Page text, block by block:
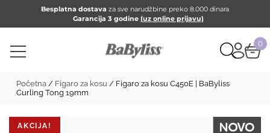
Besplatna dostava za sve narudžbine preko 8.000 dinara
Garancija 3 godine (uz online prijavu)
0
Početna / Figaro za kosu / Figaro za kosu C450E | BaByliss
Curling Tong 19mm
AKCIJA!